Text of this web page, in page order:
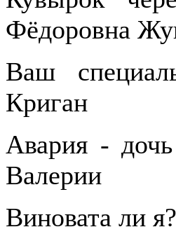
Фёдоровна
Ваш
Криган
Авария -
Валерии
Виновата ли